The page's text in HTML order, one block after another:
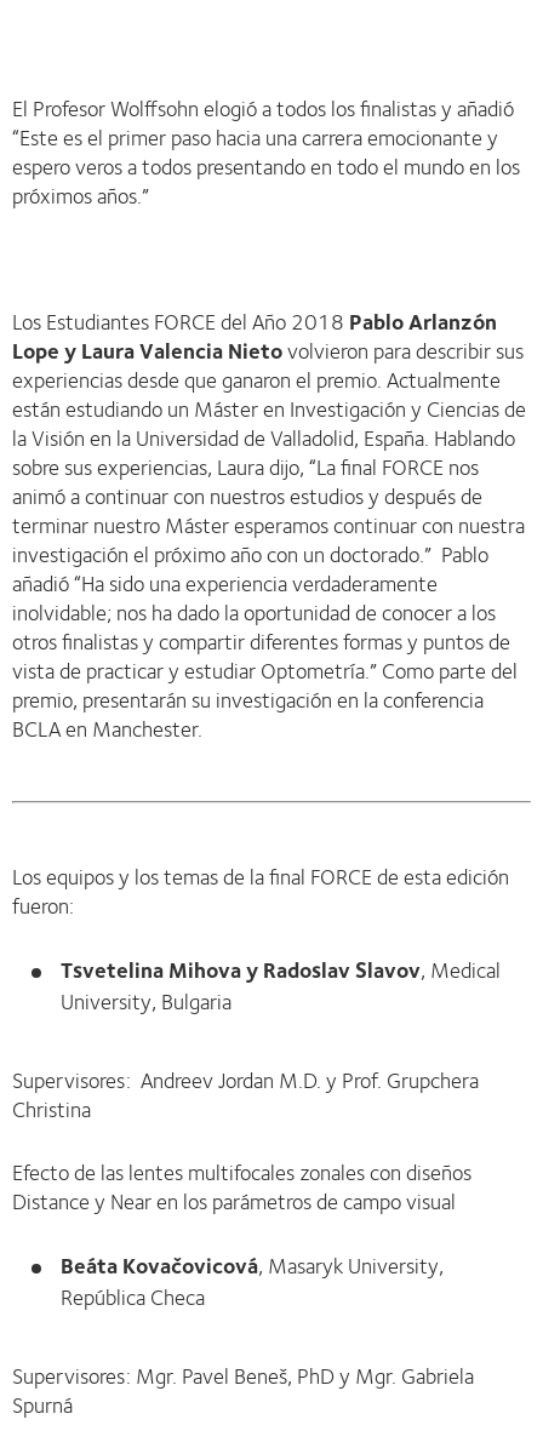
El Profesor Wolffsohn elogió a todos los finalistas y añadió
“Este es el primer paso hacia una carrera emocionante y
espero veros a todos presentando en todo el mundo en los
próximos años.”
Los Estudiantes FORCE del Año 2018 Pablo Arlanzón
Lope y Laura Valencia Nietovolvieron para describir sus
experiencias desde que ganaron el premio. Actualmente
están estudiando un Máster en Investigación y Ciencias de
la Visión en la Universidad de Valladolid, España. Hablando
sobre sus experiencias, Laura dijo, “La final FORCE nos
animó a continuar con nuestros estudios y después de
terminar nuestro Máster esperamos continuar con nuestra
investigación el próximo año con un doctorado.” Pablo
añadió “Ha sido una experiencia verdaderamente
inolvidable; nos ha dado la oportunidad de conocer a los
otros finalistas y compartir diferentes formas y puntos de
vista de practicar y estudiar Optometría.” Como parte del
premio, presentarán su investigación en la conferencia
BCLA en Manchester.
Los equipos y los temas de la final FORCE de esta edición
fueron:
Tsvetelina Mihova y Radoslav Slavov, Medical
University, Bulgaria
Supervisores: Andreev Jordan M.D. y Prof. Grupchera
Christina
Efecto de las lentes multifocales zonales con diseños
Distance y Near en los parámetros de campo visual
Beáta Kovačovicová, Masaryk University,
República Checa
Supervisores: Mgr. Pavel Beneš, PhD y Mgr. Gabriela
Spurná